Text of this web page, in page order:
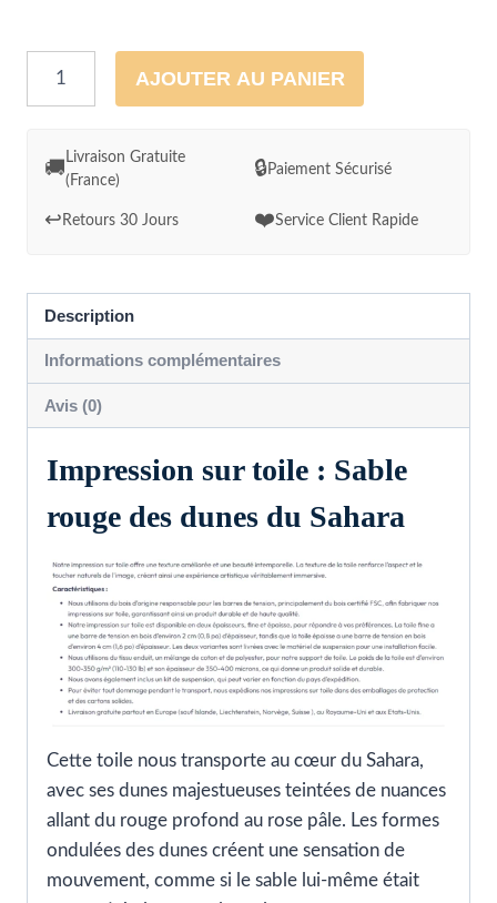
quantité
déco
Sable
rouge
du
Sahara
AJOUTER AU PANIER
🚚
Livraison Gratuite
(France)
🔒Paiement Sécurisé
↩️ Retours 30 Jours ❤️Service Client Rapide
Description
Informations complémentaires
Avis (0)
Impression sur toile : Sable
rouge des dunes du Sahara
Cette toile nous transporte au cœur du Sahara,
avec ses dunes majestueuses teintées de nuances
allant du rouge profond au rose pâle. Les formes
ondulées des dunes créent une sensation de
mouvement, comme si le sable lui-même était